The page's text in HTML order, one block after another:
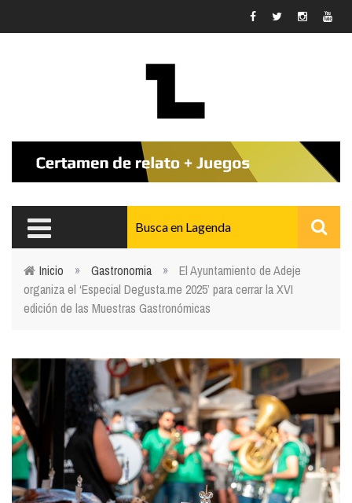
Usted está aquí
Inicio » Gastronomia »
El Ayuntamiento de Adeje
organiza el ‘Especial Degusta.me 2025’ para cerrar la XVI
edición de las Muestras Gastronómicas